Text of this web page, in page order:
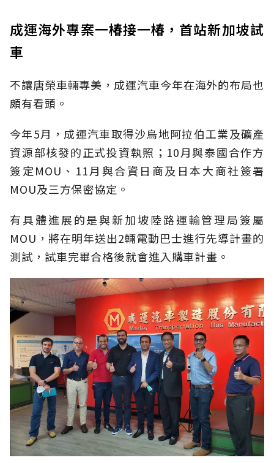
成運海外專案一椿接一椿，首站新加坡試
車
不讓唐榮車輛專美，成運汽車今年在海外的布局也
頗有看頭。
今年5月，成運汽車取得沙烏地阿拉伯工業及礦產
資源部核發的正式投資執照；10月與泰國合作方
簽定MOU、11月與合資日商及日本大商社簽署
MOU及三方保密協定。
有具體進展的是與新加坡陸路運輸管理局簽屬
MOU，將在明年送出2輛電動巴士進行先導計畫的
測試，試車完畢合格後就會進入購車計畫。